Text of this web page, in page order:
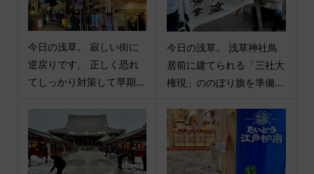
今日の浅草。 寂しい街に
逆戻りです。 正しく恐れ
てしっかり対策して早期...
今日の浅草。 浅草神社鳥
居前に建てられる「三社大
権現」ののぼり旗を準備...